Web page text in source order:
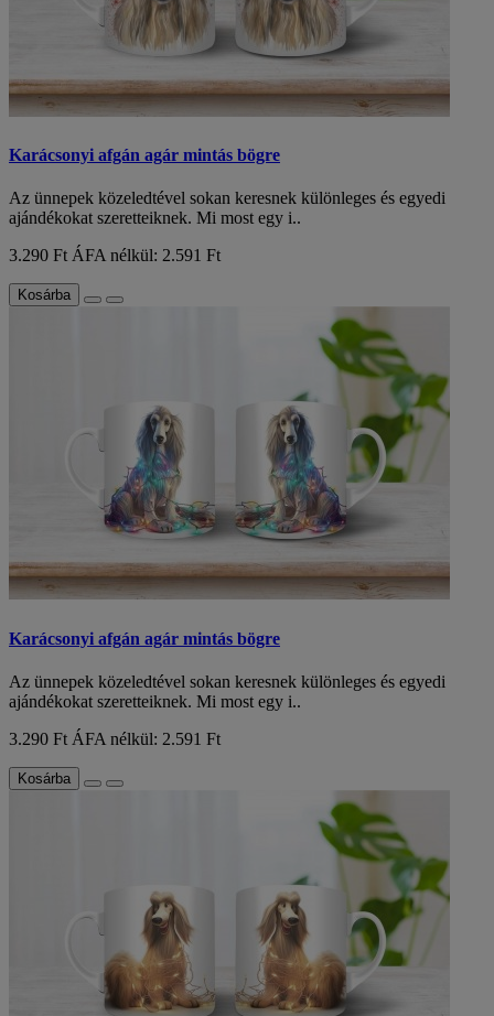
Karácsonyi afgán agár mintás bögre
Az ünnepek közeledtével sokan keresnek különleges és egyedi
ajándékokat szeretteiknek. Mi most egy i..
3.290 FtÁFA nélkül: 2.591 Ft
Kosárba
Karácsonyi afgán agár mintás bögre
Az ünnepek közeledtével sokan keresnek különleges és egyedi
ajándékokat szeretteiknek. Mi most egy i..
3.290 Ft ÁFA nélkül: 2.591 Ft
Kosárba